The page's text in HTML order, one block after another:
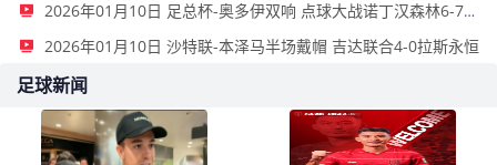
2026年01月10日 足总杯-奥多伊双响 点球大战诺丁汉森林6-7雷克瑟姆
2026年01月10日 沙特联-本泽马半场戴帽 吉达联合4-0拉斯永恒
足球新闻